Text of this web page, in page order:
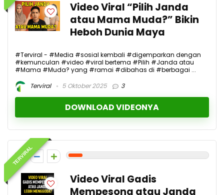
Video Viral “Pilih Janda
atau Mama Muda?” Bikin
Heboh Dunia Maya
#Terviral - #Media #sosial kembali #digemparkan dengan
#kemunculan #video #viral bertema #Pilih #Janda atau
#Mama #Muda? yang #ramai #dibahas di #berbagai ...
Terviral
5 Oktober 2025 3
DOWNLOAD VIDEONYA
TERVIRAL
1
Video Viral Gadis
Mempesona atau Janda